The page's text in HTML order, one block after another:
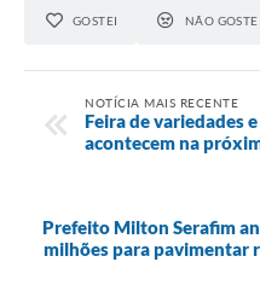
GOSTEI NÃO GOSTEI
NOTÍCIA MAIS RECENTE
Feira de variedades
acontecem na
Prefeito Milton Serafim
milhões para pavimentar